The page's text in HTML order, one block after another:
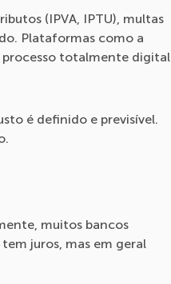
(IPVA, IPTU), multas
Plataformas como a
processo totalmente digital
é definido e previsível.
muitos bancos
juros, mas em geral